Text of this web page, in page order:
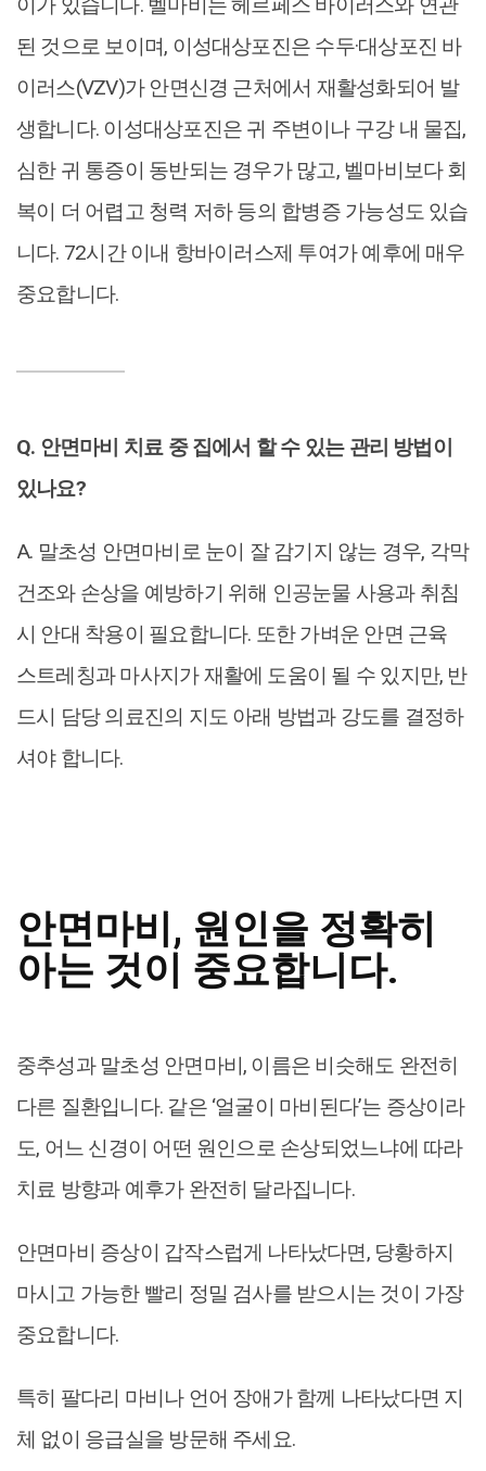
이가 있습니다. 벨마비는 헤르페스 바이러스와 연관
된 것으로 보이며, 이성대상포진은 수두·대상포진 바
이러스(VZV)가 안면신경 근처에서 재활성화되어 발
생합니다. 이성대상포진은 귀 주변이나 구강 내 물집,
심한 귀 통증이 동반되는 경우가 많고, 벨마비보다 회
복이 더 어렵고 청력 저하 등의 합병증 가능성도 있습
니다. 72시간 이내 항바이러스제 투여가 예후에 매우
중요합니다.
Q. 안면마비 치료 중 집에서 할 수 있는 관리 방법이
있나요?
A. 말초성 안면마비로 눈이 잘 감기지 않는 경우, 각막
건조와 손상을 예방하기 위해 인공눈물 사용과 취침
시 안대 착용이 필요합니다. 또한 가벼운 안면 근육
스트레칭과 마사지가 재활에 도움이 될 수 있지만, 반
드시 담당 의료진의 지도 아래 방법과 강도를 결정하
셔야 합니다.
안면마비, 원인을 정확히
아는 것이 중요합니다.
중추성과 말초성 안면마비, 이름은 비슷해도 완전히
다른 질환입니다. 같은 ‘얼굴이 마비된다’는 증상이라
도, 어느 신경이 어떤 원인으로 손상되었느냐에 따라
치료 방향과 예후가 완전히 달라집니다.
안면마비 증상이 갑작스럽게 나타났다면, 당황하지
마시고 가능한 빨리 정밀 검사를 받으시는 것이 가장
중요합니다.
특히 팔다리 마비나 언어 장애가 함께 나타났다면 지
체 없이 응급실을 방문해 주세요.